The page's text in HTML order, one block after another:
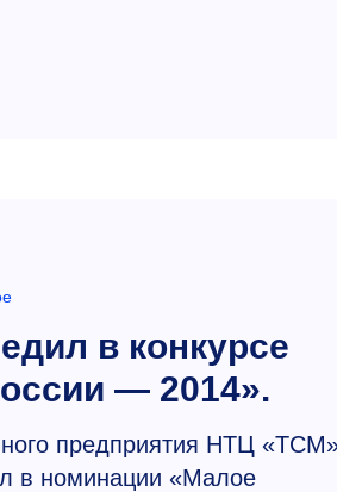
в конкурсе
— 2014».
предприятия НТЦ
в номинации «Малое